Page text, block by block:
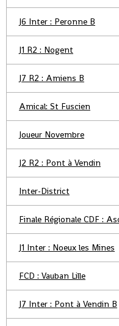
J6 Inter : Peronne B
J1 R2 : Nogent
J7 R2 : Amiens B
Amical: St Fuscien
Joueur Novembre
J2 R2 : Pont à Vendin
Inter-District
Finale Régionale CDF :
J1 Inter : Noeux les Mines
FCD : Vauban Lille
J7 Inter : Pont à Vendin B